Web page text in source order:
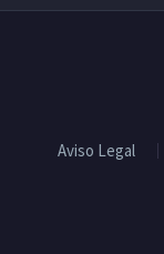
Aviso Legal